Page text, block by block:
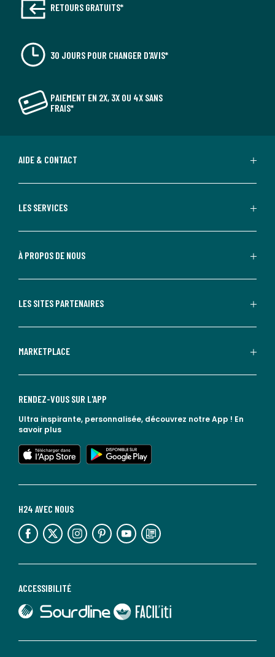
RETOURS GRATUITS*
30 JOURS POUR CHANGER D'AVIS*
PAIEMENT EN 2X, 3X OU 4X SANS
FRAIS*
AIDE & CONTACT
LES SERVICES
À PROPOS DE NOUS
LES SITES PARTENAIRES
MARKETPLACE
ACCESSIBILITÉ
lien vers Sourdline
lien vers Faciliti
H24 AVEC NOUS
lien vers l'espace réseaux sociaux lien vers l'espace réseaux sociaux lien vers l'espace réseaux sociaux lien vers l'espace réseaux sociaux lien vers l'espace réseaux sociaux lien vers le blog la redoute
RENDEZ-VOUS SUR L'APP
Ultra inspirante, personnalisée, découvrez notre App ! En
savoir plus
lien vers l'app store
lien vers google play